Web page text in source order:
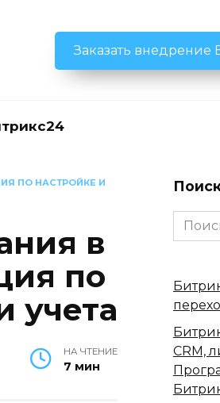
Заказать внедрение
ПО НАСТРОЙКЕ И
в
по
учета
НА ЧТЕНИЕ
7 мин
Search
for:
CRM,